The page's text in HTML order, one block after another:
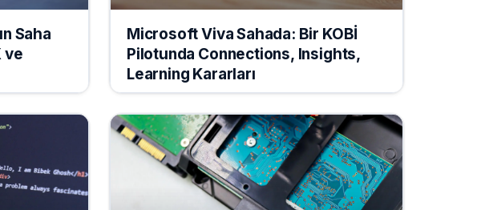
Saha
ve
Microsoft Viva Sahada: Bir KOBİ
Pilotunda Connections, Insights,
Learning Kararları